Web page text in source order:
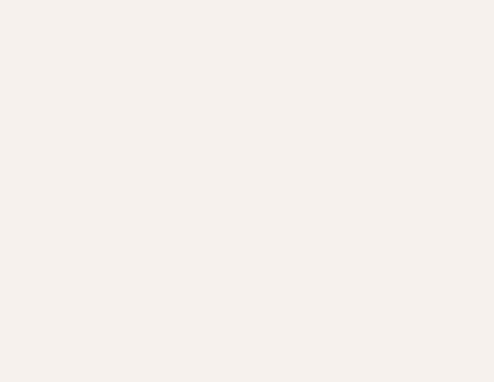
Вам